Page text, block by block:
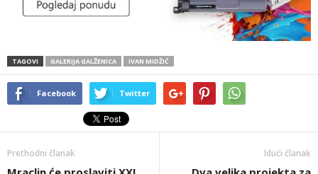
TAGOVI GALERIJA GALŽENICA IVAN MIDŽIĆ
Facebook Twitter
Prethodni članak Idući članak